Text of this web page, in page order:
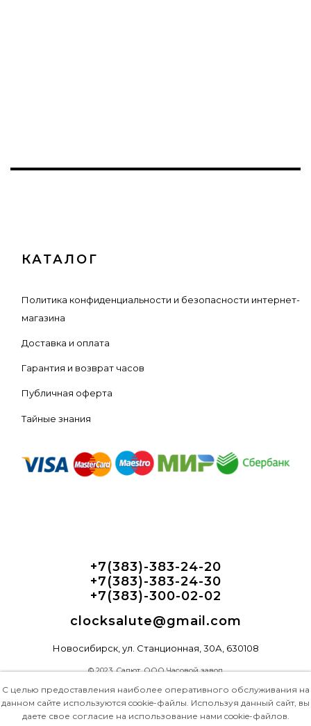
КАТАЛОГ
Политика конфиденциальности и безопасности интернет-
магазина
Доставка и оплата
Гарантия и возврат часов
Публичная оферта
Тайные знания
+7(383)-383-24-20
+7(383)-383-24-30
+7(383)-300-02-02
clocksalute@gmail.com
Новосибирск, ул. Станционная, 30А, 630108
© 2023, Салют, ООО Часовой завод
С целью предоставления наиболее оперативного обслуживания на
данном сайте используются cookie-файлы. Используя данный сайт, вы
даете свое согласие на использование нами cookie-файлов.